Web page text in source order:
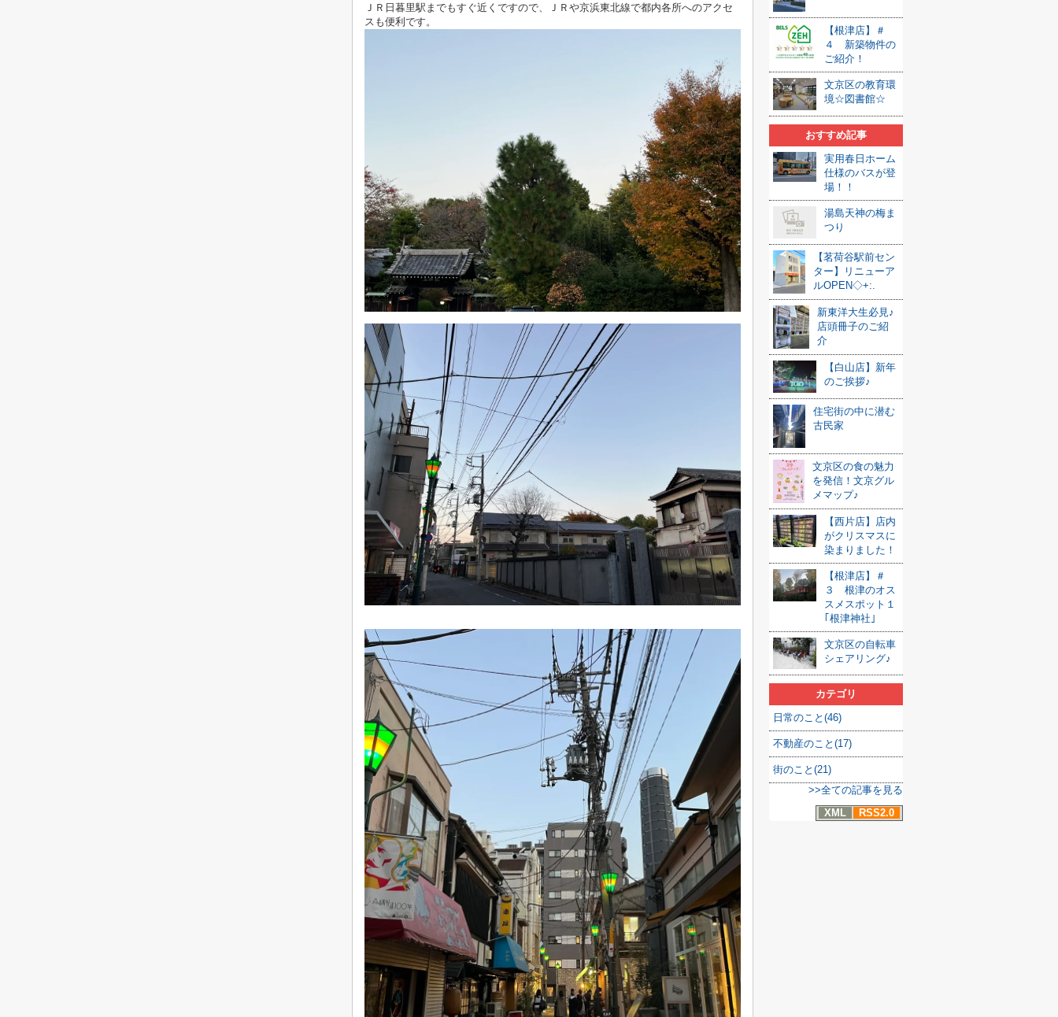
ＪＲ日暮里駅までもすぐ近くですので、ＪＲや京浜東北線で都内各所へのアクセ
スも便利です。
【根津店】＃
４ 新築物件の
ご紹介！
文京区の教育環
境☆図書館☆
おすすめ記事
実用春日ホーム
仕様のバスが登
場！！
湯島天神の梅ま
つり
【茗荷谷駅前セン
ター】リニューア
ルOPEN◇+:.
新東洋大生必見♪
店頭冊子のご紹
介
【白山店】新年
のご挨拶♪
住宅街の中に潜む
古民家
文京区の食の魅力
を発信！文京グル
メマップ♪
【西片店】店内
がクリスマスに
染まりました！
【根津店】＃
３ 根津のオス
スメスポット１
｢根津神社｣
文京区の自転車
シェアリング♪
カテゴリ
日常のこと(46)
不動産のこと(17)
街のこと(21)
>>全ての記事を見る
XML
RSS2.0